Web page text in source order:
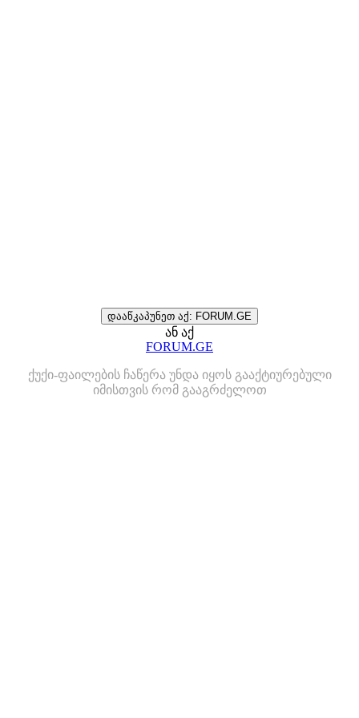
დააწკაპუნეთ აქ: FORUM.GE
ან აქ
FORUM.GE
ქუქი-ფაილების ჩაწერა უნდა იყოს გააქტიურებული
იმისთვის რომ გააგრძელოთ